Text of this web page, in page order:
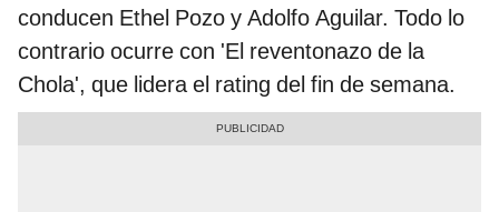
conducen Ethel Pozo y Adolfo Aguilar. Todo lo
contrario ocurre con 'El reventonazo de la
Chola', que lidera el rating del fin de semana.